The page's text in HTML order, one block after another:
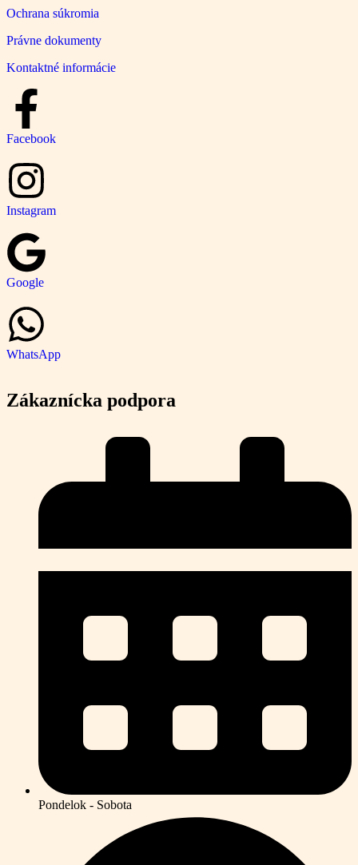
Ochrana súkromia
Právne dokumenty
Kontaktné informácie
Facebook
Instagram
Google
WhatsApp
Zákaznícka podpora
Pondelok - Sobota